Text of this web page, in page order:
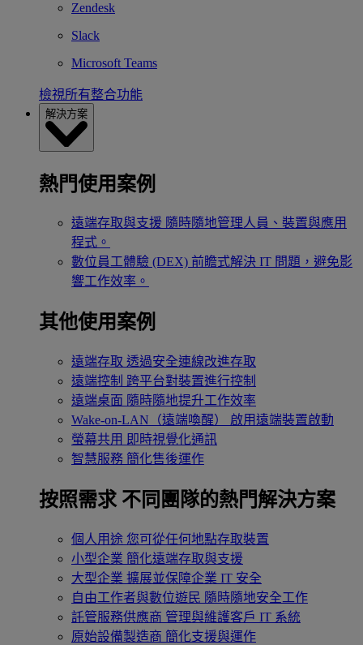
Zendesk
Slack
Microsoft Teams
檢視所有整合功能
解決方案
熱門使用案例
遠端存取與支援 隨時隨地管理人員、裝置與應用
程式。
數位員工體驗 (DEX) 前瞻式解決 IT 問題，避免影
響工作效率。
其他使用案例
遠端存取 透過安全連線改進存取
遠端控制 跨平台對裝置進行控制
遠端桌面 隨時隨地提升工作效率
Wake-on-LAN（遠端喚醒）
啟用遠端裝置啟動
螢幕共用 即時視覺化通訊
智慧服務 簡化售後運作
按照需求 不同團隊的熱門解決方案
個人用途 您可從任何地點存取裝置
小型企業 簡化遠端存取與支援
大型企業 擴展並保障企業 IT 安全
自由工作者與數位遊民 隨時隨地安全工作
託管服務供應商 管理與維護客戶 IT 系統
原始設備製造商 簡化支援與運作